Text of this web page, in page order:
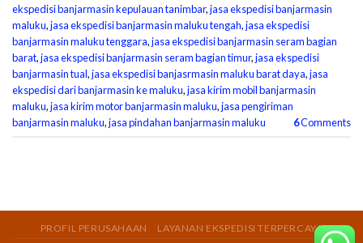
ekspedisi banjarmasin kepulauan tanimbar,jasa ekspedisi banjarmasin
maluku,jasa ekspedisi banjarmasin maluku tengah,jasa ekspedisi
banjarmasin maluku tenggara,jasa ekspedisi banjarmasin seram bagian
barat,jasa ekspedisi banjarmasin seram bagian timur,jasa ekspedisi
banjarmasin tual,jasa ekspedisi banjasrmasin maluku barat daya,jasa
ekspedisi dari banjarmasin ke maluku,jasa kirim mobil banjarmasin
maluku,jasa kirim motor banjarmasin maluku,jasa pengiriman
banjarmasin maluku,jasa pindahan banjarmasin maluku 6Comments
PROFIL PERUSAHAAN LAYANAN EKSPEDISI TERPERCAYA